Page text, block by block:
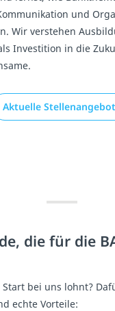
und
Wir verstehen
Investition in die
Aktuelle
die für die
bei uns lohnt?
echte Vorteile: